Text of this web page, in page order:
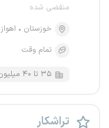
منقضی شده
خوزستان
اهواز
تمام وقت
۳۵ تا ۴۰ میلیون تومان
تراشکار